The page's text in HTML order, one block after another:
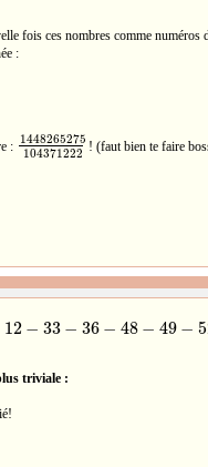
fois ces nombres comme numéros
:
: 1448265275
104371222
1448265275104371222
! (faut bien te faire
12 − 33 − 36 − 48 − 49 −
12 −33−36−48−49− 52
triviale :